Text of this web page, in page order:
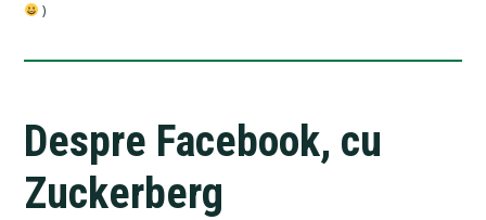
)
Despre Facebook, cu
Zuckerberg